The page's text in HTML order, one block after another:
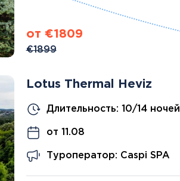
от €1809
€1899
Lotus Thermal Heviz
Длительность: 10/14 ночей
от 11.08
Туроператор: Caspi SPA